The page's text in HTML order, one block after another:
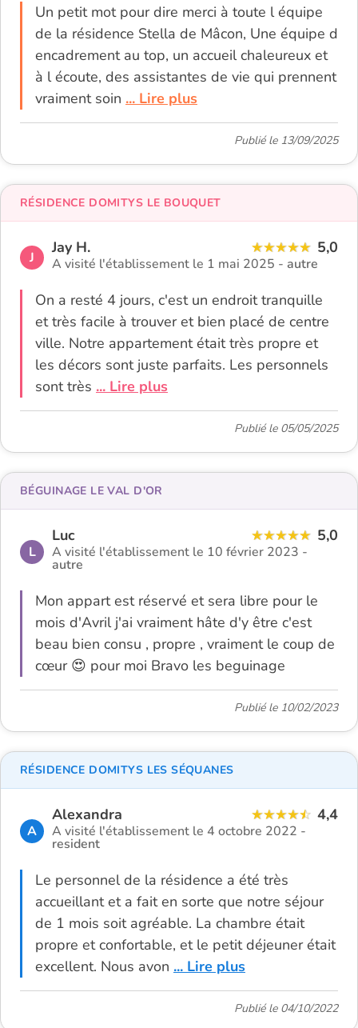
Un petit mot pour dire merci à toute l équipe
de la résidence Stella de Mâcon, Une équipe d
encadrement au top, un accueil chaleureux et
à l écoute, des assistantes de vie qui prennent
vraiment soin ... Lire plus
Publié le 13/09/2025
J
Jay H. 5,0
A visité l'établissement le 1 mai 2025 - autre
On a resté 4 jours, c'est un endroit tranquille
et très facile à trouver et bien placé de centre
ville. Notre appartement était très propre et
les décors sont juste parfaits. Les personnels
sont très ... Lire plus
RÉSIDENCE DOMITYS LE BOUQUET
Publié le 05/05/2025
L
Luc 5,0
A visité l'établissement le 10 février 2023 -
autre
Mon appart est réservé et sera libre pour le
mois d'Avril j'ai vraiment hâte d'y être c'est
beau bien consu , propre , vraiment le coup de
cœur 😍 pour moi Bravo les beguinage
BÉGUINAGE LE VAL D'OR
Publié le 10/02/2023
A
Alexandra 4,4
A visité l'établissement le 4 octobre 2022 -
resident
Le personnel de la résidence a été très
accueillant et a fait en sorte que notre séjour
de 1 mois soit agréable. La chambre était
propre et confortable, et le petit déjeuner était
excellent. Nous avon ... Lire plus
RÉSIDENCE DOMITYS LES SÉQUANES
Publié le 04/10/2022